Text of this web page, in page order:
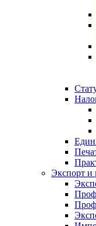
Экспорт и